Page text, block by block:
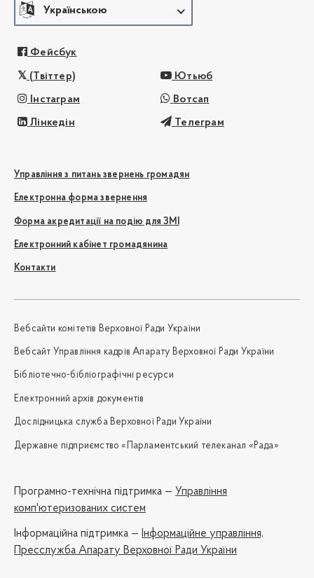
Українською
Фейсбук
(Твіттер) Ютьюб
Інстаграм Вотсап
Лінкедін Телеграм
Управління з питань звернень громадян
Електронна форма звернення
Форма акредитації на подію для ЗМІ
Електронний кабінет громадянина
Контакти
Вебсайти комітетів Верховної Ради України
Вебсайт Управління кадрів Апарату Верховної Ради України
Бібліотечно-бібліографічні ресурси
Електронний архів документів
Дослідницька служба Верховної Ради України
Державне підприємство «Парламентський телеканал «Рада»
Програмно-технічна підтримка — Управління
комп'ютеризованих систем
Iнформаційна підтримка — Інформаційне управління,
Пресслужба Апарату Верховної Ради України